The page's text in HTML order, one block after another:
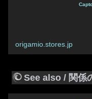
origamio.stores.jp
See also / 関係